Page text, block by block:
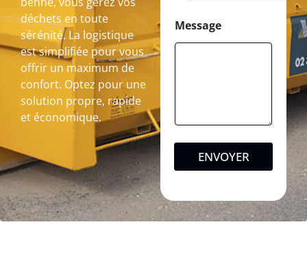
déchets en toute
sérénité. La logistique
est simplifiée pour vous
offrir un maximum de
confort. Optez pour une
solution propre, rapide
et économique.
Message
ENVOYER